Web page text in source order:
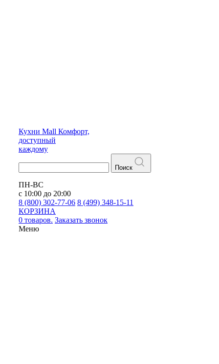
Кухни Mall Комфорт,
доступный
каждому
Поиск
ПН-ВС
с 10:00 до 20:00
8 (800) 302-77-06 8 (499) 348-15-11
КОРЗИНА
0 товаров. Заказать звонок
Меню